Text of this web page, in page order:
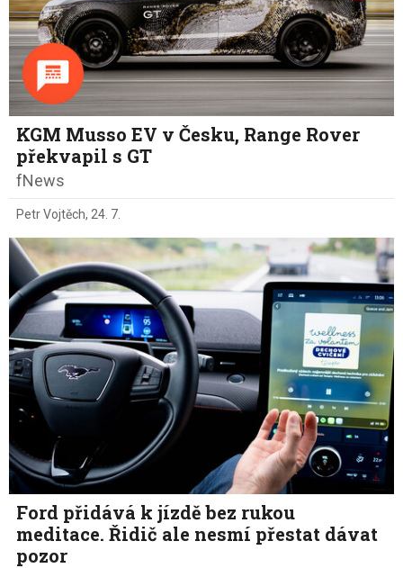
KGM Musso EV v Česku, Range Rover
překvapil s GT
fNews
Petr Vojtěch, 24. 7.
Ford přidává k jízdě bez rukou
meditace. Řidič ale nesmí přestat dávat
pozor